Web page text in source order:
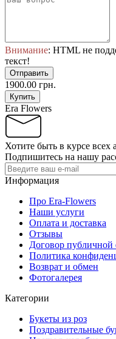
Внимание: HTML не
текст!
Отправить
1900.00 грн.
Купить
Era Flowers
Хотите быть в курсе всех
Подпишитесь на нашу
Информация
Про Era-Flowers
Наши услуги
Оплата и доставка
Отзывы
Договор публичной
Политика
Возврат и обмен
Фотогалерея
Категории
Букеты из роз
Поздравительные